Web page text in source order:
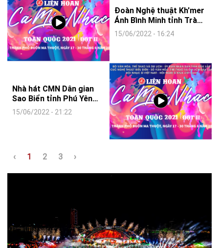
Nhà hát CMN Dân gian
Sao Biển tỉnh Phú Yên
tham gua LH CMN toàn
quốc 2021(Đợt 2)
15/06/2022 - 21:22
Đoàn Nghệ thuật Kh'mer
Ánh Bình Minh tỉnh Trà
Vinh tham gia LH CMN
toàn quốc 2021 (Đợt 2)
15/06/2022 - 16:24
‹ 1 2 3 ›